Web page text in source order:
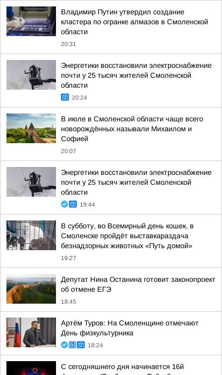
Владимир Путин утвердил создание
кластера по огранке алмазов в Смоленской
области
20:31
Энергетики восстановили электроснабжение
почти у 25 тысяч жителей Смоленской
области
20:24
В июле в Смоленской области чаще всего
новорождённых называли Михаилом и
Софией
20:07
Энергетики восстановили электроснабжение
почти у 25 тысяч жителей Смоленской
области
19:44
В субботу, во Всемирный день кошек, в
Смоленске пройдёт выставкараздача
безнадзорных животных «Путь домой»
19:27
Депутат Нина Останина готовит законопроект
об отмене ЕГЭ
18:45
Артём Туров: На Смоленщине отмечают
День физкультурника
18:24
С сегодняшнего дня начинается 16й